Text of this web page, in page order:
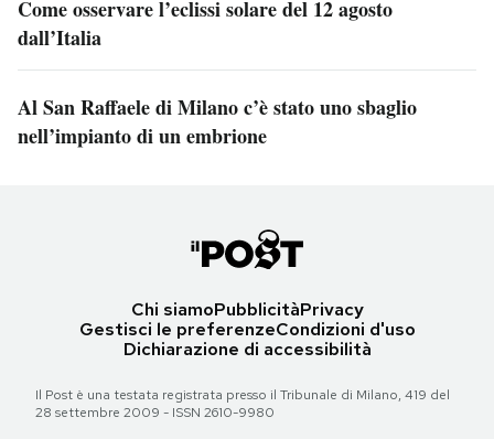
Come osservare l’eclissi solare del 12 agosto
dall’Italia
Al San Raffaele di Milano c’è stato uno sbaglio
nell’impianto di un embrione
Chi siamoPubblicitàPrivacy
Gestisci le preferenzeCondizioni d'uso
Dichiarazione di accessibilità
Il Post è una testata registrata presso il Tribunale di Milano, 419 del
28 settembre 2009 - ISSN 2610-9980